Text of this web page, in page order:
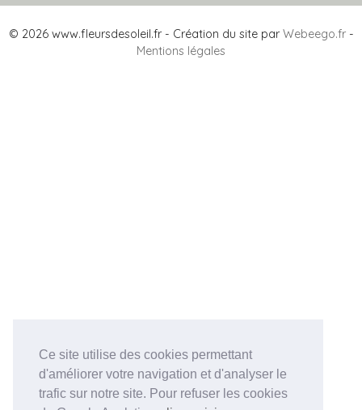
Ce site utilise des cookies permettant
d'améliorer votre navigation et d'analyser le
trafic sur notre site. Pour refuser les cookies
© 2026 www.fleursdesoleil.fr - Création du site parWebeego.fr-
Mentions légales